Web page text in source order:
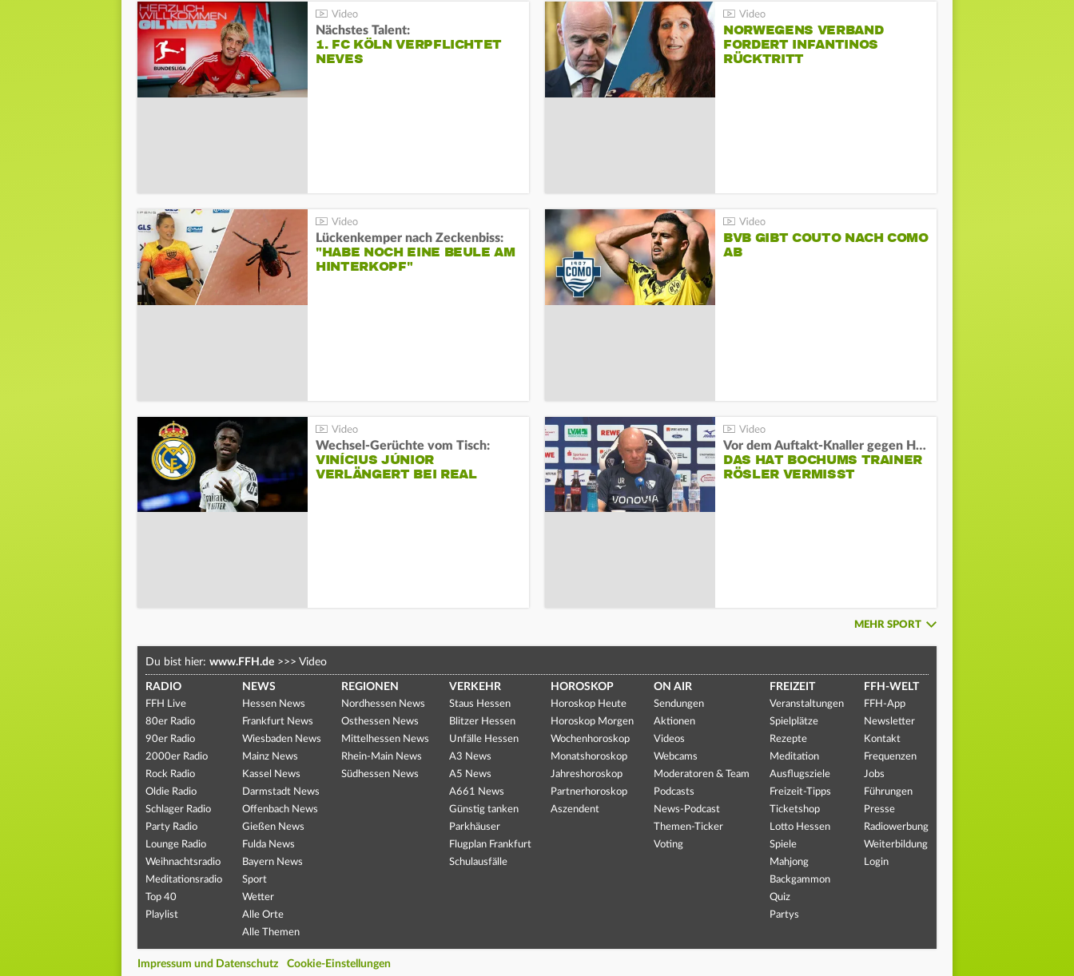
Nächstes Talent:
1. FC KÖLN VERPFLICHTET
NEVES
NORWEGENS VERBAND
FORDERT INFANTINOS
RÜCKTRITT
Lückenkemper nach Zeckenbiss:
"HABE NOCH EINE BEULE AM
HINTERKOPF"
BVB GIBT COUTO NACH COMO
AB
Wechsel-Gerüchte vom Tisch:
VINÍCIUS JÚNIOR
VERLÄNGERT BEI REAL
Vor dem Auftakt-Knaller gegen Hertha:
DAS HAT BOCHUMS TRAINER
RÖSLER VERMISST
MEHR SPORT
Du bist hier: www.FFH.de >>> Video
RADIO
FFH Live
80er Radio
90er Radio
2000er Radio
Rock Radio
Oldie Radio
Schlager Radio
Party Radio
Lounge Radio
Weihnachtsradio
Meditationsradio
Top 40
Playlist
NEWS
Hessen News
Frankfurt News
Wiesbaden News
Mainz News
Kassel News
Darmstadt News
Offenbach News
Gießen News
Fulda News
Bayern News
Sport
Wetter
Alle Orte
Alle Themen
REGIONEN
Nordhessen News
Osthessen News
Mittelhessen News
Rhein-Main News
Südhessen News
VERKEHR
Staus Hessen
Blitzer Hessen
Unfälle Hessen
A3 News
A5 News
A661 News
Günstig tanken
Parkhäuser
Flugplan Frankfurt
Schulausfälle
HOROSKOP
Horoskop Heute
Horoskop Morgen
Wochenhoroskop
Monatshoroskop
Jahreshoroskop
Partnerhoroskop
Aszendent
ON AIR
Sendungen
Aktionen
Videos
Webcams
Moderatoren & Team
Podcasts
News-Podcast
Themen-Ticker
Voting
FREIZEIT
Veranstaltungen
Spielplätze
Rezepte
Meditation
Ausflugsziele
Freizeit-Tipps
Ticketshop
Lotto Hessen
Spiele
Mahjong
Backgammon
Quiz
Partys
FFH-WELT
FFH-App
Newsletter
Kontakt
Frequenzen
Jobs
Führungen
Presse
Radiowerbung
Weiterbildung
Login
Impressum und Datenschutz Cookie-Einstellungen